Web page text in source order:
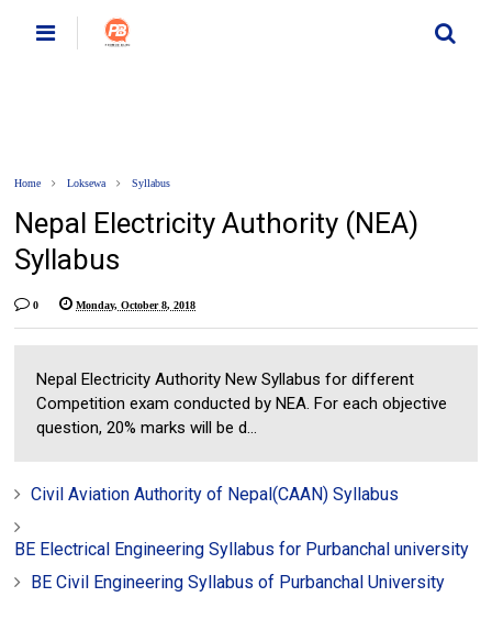
Home Loksewa Syllabus
Nepal Electricity Authority (NEA)
Syllabus
0 Monday, October 8, 2018
Nepal Electricity Authority New Syllabus for different
Competition exam conducted by NEA. For each objective
question, 20% marks will be d...
Civil Aviation Authority of Nepal(CAAN) Syllabus
BE Electrical Engineering Syllabus for Purbanchal university
BE Civil Engineering Syllabus of Purbanchal University